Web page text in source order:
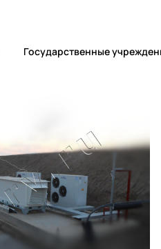
Государственные